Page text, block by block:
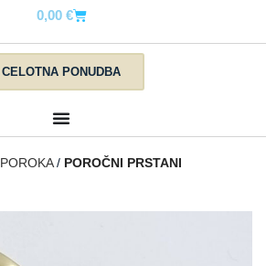
0,00 €
CELOTNA PONUDBA
POROKA POROČNI PRSTANI